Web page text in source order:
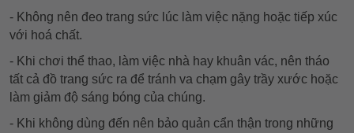
- Không nên đeo trang sức lúc làm việc nặng hoặc tiếp xúc
với hoá chất.
- Khi chơi thể thao, làm việc nhà hay khuân vác, nên tháo
tất cả đồ trang sức ra để tránh va chạm gây trầy xước hoặc
làm giảm độ sáng bóng của chúng.
- Khi không dùng đến nên bảo quản cẩn thận trong những